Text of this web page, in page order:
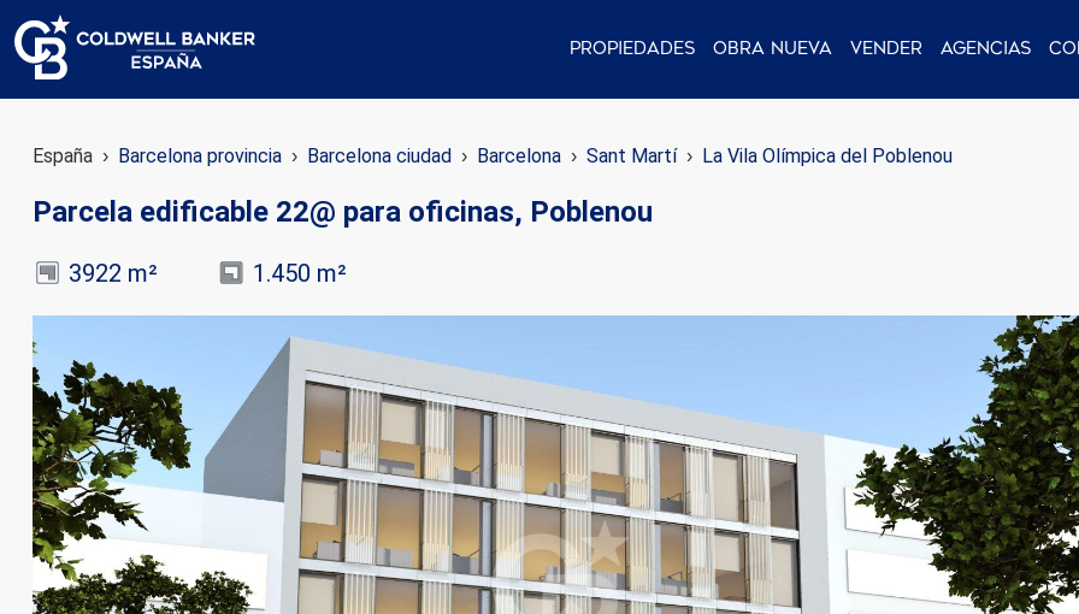
Propiedades Obra nueva Vender Agencias
España Barcelona provincia Barcelona ciudad Barcelona Sant Martí La Vila Olímpica del Poblenou
Parcela edificable 22@ para oficinas, Poblenou
3922 m² 1.450 m²